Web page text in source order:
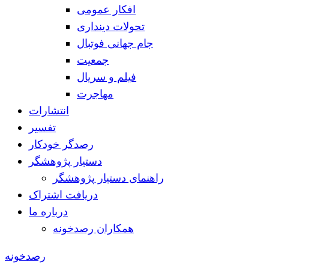
افکار عمومی
تحولات دینداری
جام جهانی فوتبال
جمعیت
فیلم و سریال
مهاجرت
انتشارات
تفسیر
رصدگر خودکار
دستیار پژوهشگر
راهنمای دستیار پژوهشگر
دریافت اشتراک
درباره ما
همکاران رصدخونه
رصدخونه